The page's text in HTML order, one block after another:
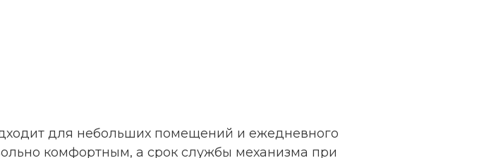
для небольших помещений и ежедневного
комфортным, а срок службы механизма при